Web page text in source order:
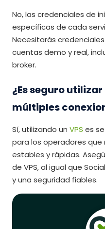
No, las credenciales de
específicas de cada
Necesitarás
cuentas demo y real,
broker.
¿Es seguro utilizar
múltiples
Sí, utilizando un VPS es
para los operadores
estables y rápidas.
de VPS, al igual que
y una seguridad fiables.